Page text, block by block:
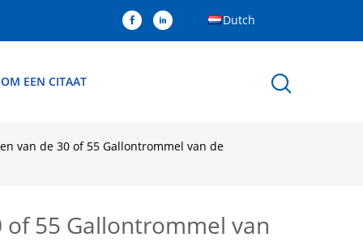
Dutch
EEN CITAAT
van de 30 of 55 Gallontrommel van de
55 Gallontrommel van